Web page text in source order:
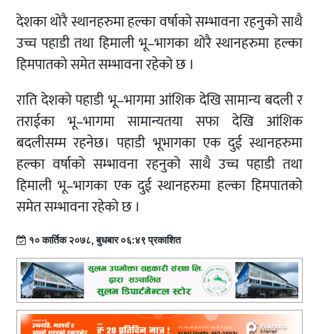
देशका थोरै स्थानहरुमा हल्का वर्षाको सम्भावना रहनुको साथै
उच्च पहाडी तथा हिमाली भू–भागका थोरै स्थानहरुमा हल्का
हिमपातको समेत सम्भावना रहेको छ ।
राति देशको पहाडी भू–भागमा आंशिक देखि सामान्य बदली र
तराईका भू–भागमा सामान्यतया सफा देखि आंशिक
बदलीसम्म रहनेछ। पहाडी भूभागका एक दुई स्थानहरुमा
हल्का वर्षाको सम्भावना रहनुको साथै उच्च पहाडी तथा
हिमाली भू–भागका एक दुई स्थानहरुमा हल्का हिमपातको
समेत सम्भावना रहेको छ ।
१० कार्तिक २०७८, बुधबार ०६:४९ प्रकाशित